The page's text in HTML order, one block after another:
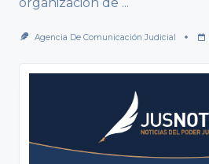
Agencia De Comunicación Judicial